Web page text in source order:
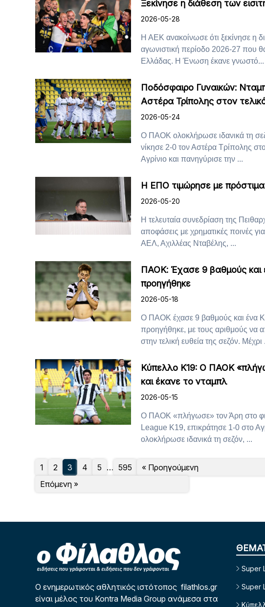
Ξεκίνησε η διάθεση των
2026-05-28
Η ΑΕΚ ανακοίνωσε ότι ξεκίνησε η
αγωνιστική περίοδο 2026-27 που
Ελλάδας. Η Ένωση έκανε γνωστό...
Ποδόσφαιρο Γυναικών:
Αστέρα Τρίπολης στον
2026-05-24
Ο ΠΑΟΚ ολοκλήρωσε ιδανικά τη
νίκησε 2-0 τον Αστέρα Τρίπολης
Αγρίνιο και πανηγύρισε την ...
Η ΕΠΟ τιμώρησε με
2026-05-20
Η τελευταία συνεδρίαση της
αποφάσεις με χρηματικές ποινές
ΑΕΛ, Αχιλλέας Νταβέλης, ...
ΠΑΟΚ: Έχασε 9 βαθμούς και
προηγήθηκε
2026-05-18
Ο ΠΑΟΚ έχασε 9 βαθμούς και ένα
προηγήθηκε, με τους αριθμούς να
στην τελική ευθεία της σεζόν. Μέχρι
Κύπελλο Κ19: Ο ΠΑΟΚ
και έκανε το νταμπλ
2026-05-15
Ο ΠΑΟΚ «πλήγωσε» τον Άρη στο
League Κ19, επικράτησε 1-0 στο
ολοκλήρωσε ιδανικά τη σεζόν, ...
« Προηγούμενη
1 2 3 4 5 … 595
Επόμενη »
Ο ενημερωτικός αθλητικός ιστότοπος filathlos.gr
είναι μέλος του Kontra Media Group ανάμεσα στα
Super
Super